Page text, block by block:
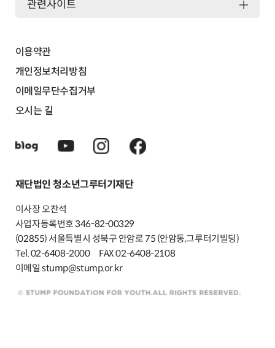
이용약관
개인정보처리방침
이메일무단수집거부
오시는 길
재단법인 청소년그루터기재단
이사장 오찬석
사업자등록번호 346-82-00329
(02855) 서울특별시 성북구 안암로 75 (안암동,그루터기빌딩)
Tel. 02-6408-2000
FAX 02-6408-2108
이메일 stump@stump.or.kr
관련사이트